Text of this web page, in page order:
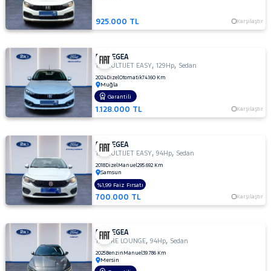
JEEP
KIA
MAN
MERCEDES-
BENZ
MINI
MITSUBISHI
MOTORSIKLET
NISSAN
PEUGEOT
RENAULT
SKODA
SSANGYONG
SUBARU
925.000 TL Karşılaştır
FIAT EGEA
1.6 MULTIJET EASY,129Hp, Sedan
2024DizelOtomatik74.160 Km
Muğla
1.128.000 TL Karşılaştır
Garantili
FIAT EGEA
1.3 MULTIJET EASY,94Hp, Sedan
2018DizelManuel295.692 Km
Samsun
700.000 TL Karşılaştır
%1,99 Faiz Fırsatı
FIAT EGEA
1.4 FIRE LOUNGE,94Hp, Sedan
2025Benzin Manuel39.786 Km
Mersin